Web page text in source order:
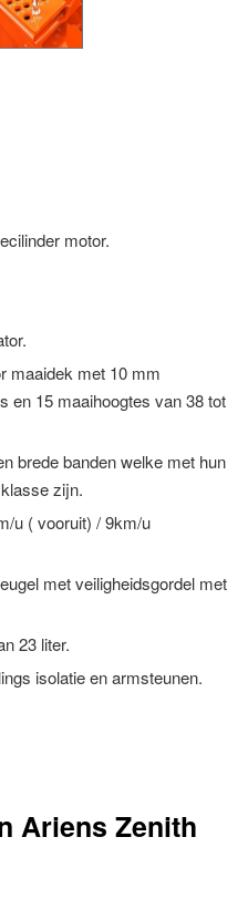
motor.
maaidek met 10 mm
en 15 maaihoogtes van 38 tot
brede banden welke met hun
zijn.
u ( vooruit) / 9km/u
met veiligheidsgordel met
23 liter.
isolatie en armsteunen.
Ariens Zenith